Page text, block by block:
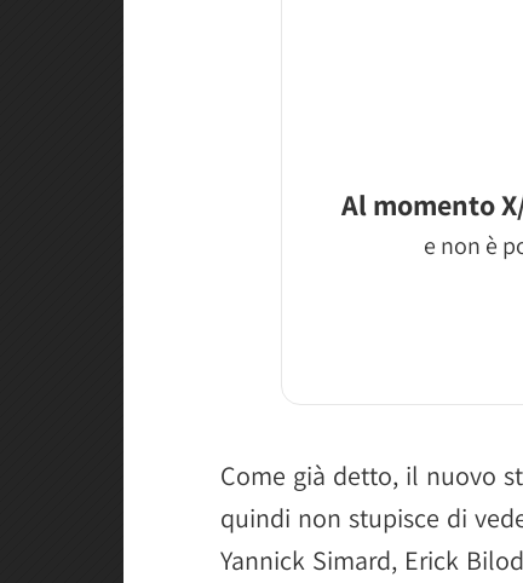
Al momento
e non è
Come già detto, il nuovo
quindi non stupisce di
Yannick Simard, Erick